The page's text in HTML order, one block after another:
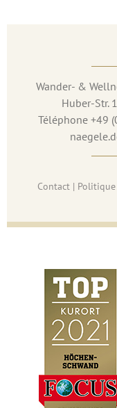
Wander- &
Huber-Str.
Téléphone +49
Contact |